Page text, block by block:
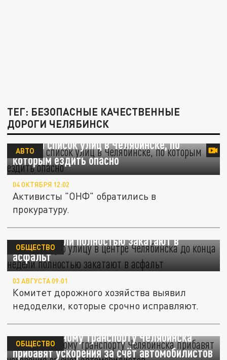
ТЕГ: БЕЗОПАСНЫЕ КАЧЕСТВЕННЫЕ
ДОРОГИ ЧЕЛЯБИНСК
Назван список улиц в Челябинске, по
которым ездить опасно
АВТО
04 ОКТЯБРЯ 12:02
Активисты "ОНФ" обратились в
прокуратуру.
Оживлённую улицу в центре Челябинска до
конца недели полностью закатают в
асфальт
ОБЩЕСТВО
03 АВГУСТА 09:01
Комитет дорожного хозяйства выявил
недоделки, которые срочно исправляют.
Общественному транспорту Челябинска
прибавят ускорения за счёт автомобилистов
ОБЩЕСТВО